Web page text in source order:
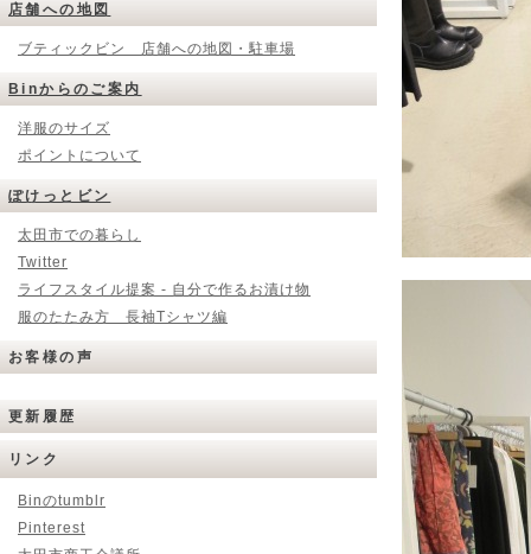
店舗への地図
ブティックビン 店舗への地図・駐車場
Binからのご案内
洋服のサイズ
ポイントについて
ぽけっとビン
太田市での暮らし
Twitter
ライフスタイル提案 - 自分で作るお漬け物
服のたたみ方 長袖Tシャツ編
お客様の声
更新履歴
リンク
Binのtumblr
Pinterest